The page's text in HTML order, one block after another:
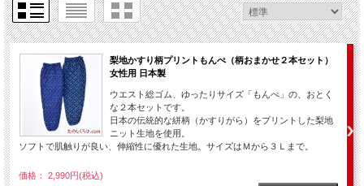
梨地かすり柄プリントもんぺ（柄おまかせ２本セット）
女性用 日本製
ウエスト総ゴム、ゆったりサイズ「もんぺ」の、おとく
な２本セットです。
日本の伝統的な絣柄（かすりがら）をプリントした梨地
ニット生地を使用。
ソフトで肌触りが良い、伸縮性に優れた生地。サイズはＭから３Ｌまで。
価格： 2,990円(税込)